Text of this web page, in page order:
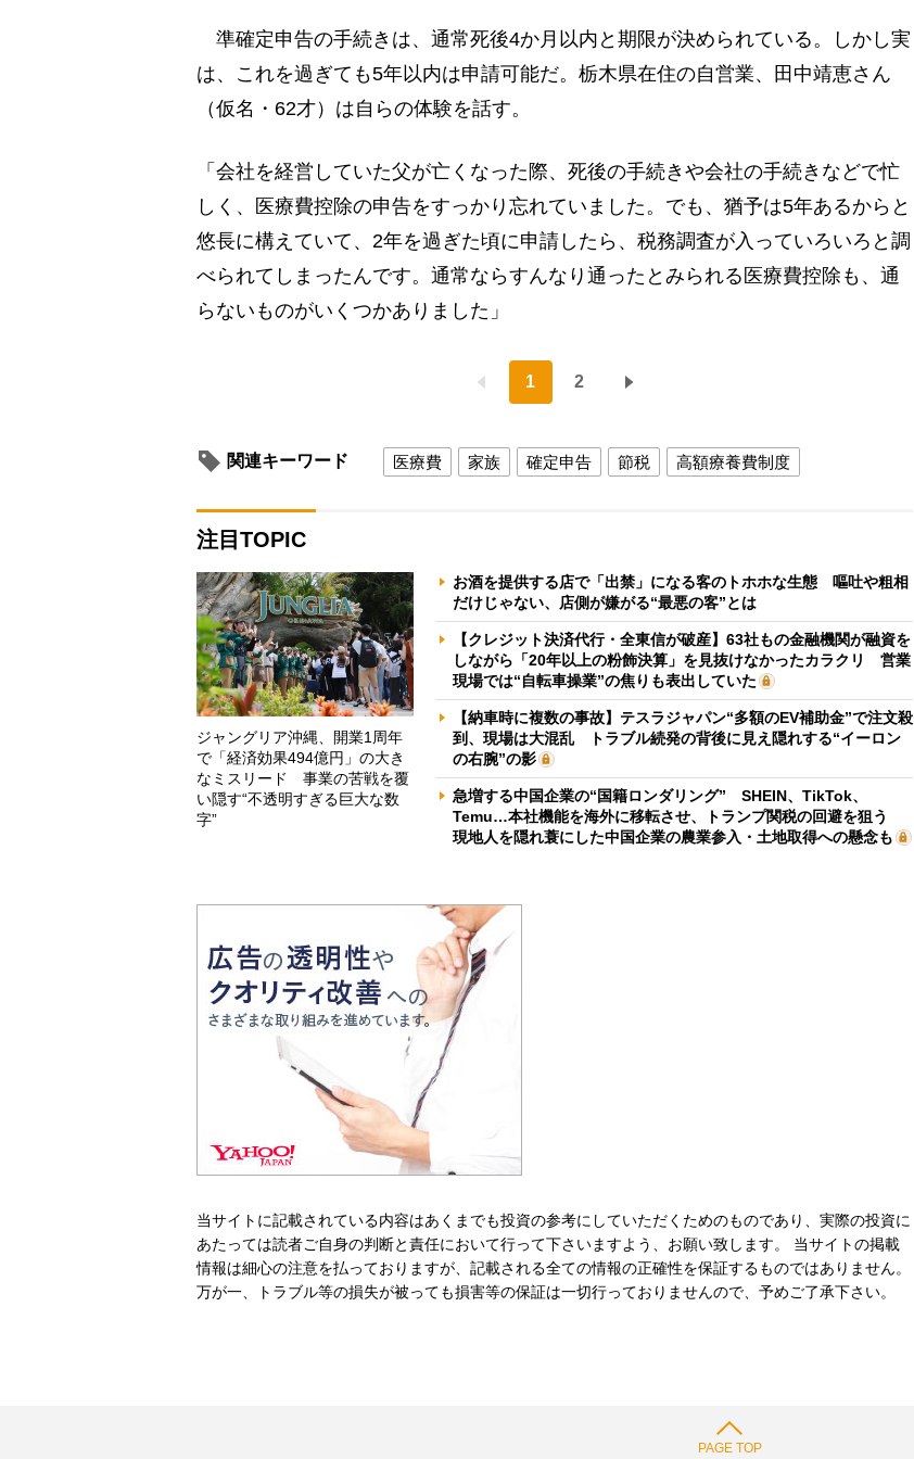
準確定申告の手続きは、通常死後4か月以内と期限が決められている。しかし実
は、これを過ぎても5年以内は申請可能だ。栃木県在住の自営業、田中靖恵さん
（仮名・62才）は自らの体験を話す。
「会社を経営していた父が亡くなった際、死後の手続きや会社の手続きなどで忙
しく、医療費控除の申告をすっかり忘れていました。でも、猶予は5年あるからと
悠長に構えていて、2年を過ぎた頃に申請したら、税務調査が入っていろいろと調
べられてしまったんです。通常ならすんなり通ったとみられる医療費控除も、通
らないものがいくつかありました」
1 2
関連キーワード 医療費 家族 確定申告 節税 高額療養費制度
注目TOPIC
ジャングリア沖縄、開業1周年
で「経済効果494億円」の大き
なミスリード 事業の苦戦を覆
い隠す“不透明すぎる巨大な数
字”
お酒を提供する店で「出禁」になる客のトホホな生態 嘔吐や粗相
だけじゃない、店側が嫌がる“最悪の客”とは
【クレジット決済代行・全東信が破産】63社もの金融機関が融資を
しながら「20年以上の粉飾決算」を見抜けなかったカラクリ 営業
現場では“自転車操業”の焦りも表出していた
【納車時に複数の事故】テスラジャパン“多額のEV補助金”で注文殺
到、現場は大混乱 トラブル続発の背後に見え隠れする“イーロン
の右腕”の影
急増する中国企業の“国籍ロンダリング” SHEIN、TikTok、
Temu…本社機能を海外に移転させ、トランプ関税の回避を狙う
現地人を隠れ蓑にした中国企業の農業参入・土地取得への懸念も
当サイトに記載されている内容はあくまでも投資の参考にしていただくためのものであり、実際の投資に
あたっては読者ご自身の判断と責任において行って下さいますよう、お願い致します。 当サイトの掲載
情報は細心の注意を払っておりますが、記載される全ての情報の正確性を保証するものではありません。
万が一、トラブル等の損失が被っても損害等の保証は一切行っておりませんので、予めご了承下さい。
PAGE TOP